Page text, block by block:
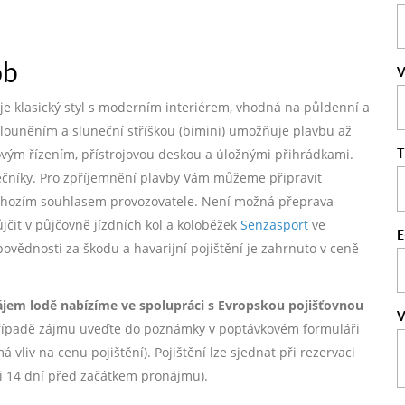
klasický styl s moderním interiérem, vhodná na půldenní a
a sluneční stříškou (bimini) umožňuje plavbu až
řízením, přístrojovou deskou a úložnými přihrádkami.
Pro zpříjemnění plavby Vám můžeme připravit
souhlasem provozovatele. Není možná přeprava
v půjčovně jízdních kol a koloběžek Senzasport ve
za škodu a havarijní pojištění je zahrnuto v ceně
lodě nabízíme ve spolupráci s Evropskou pojišťovnou
zájmu uveďte do poznámky v poptávkovém formuláři
vliv na cenu pojištění). Pojištění lze sjednat při rezervaci
dní před začátkem pronájmu).